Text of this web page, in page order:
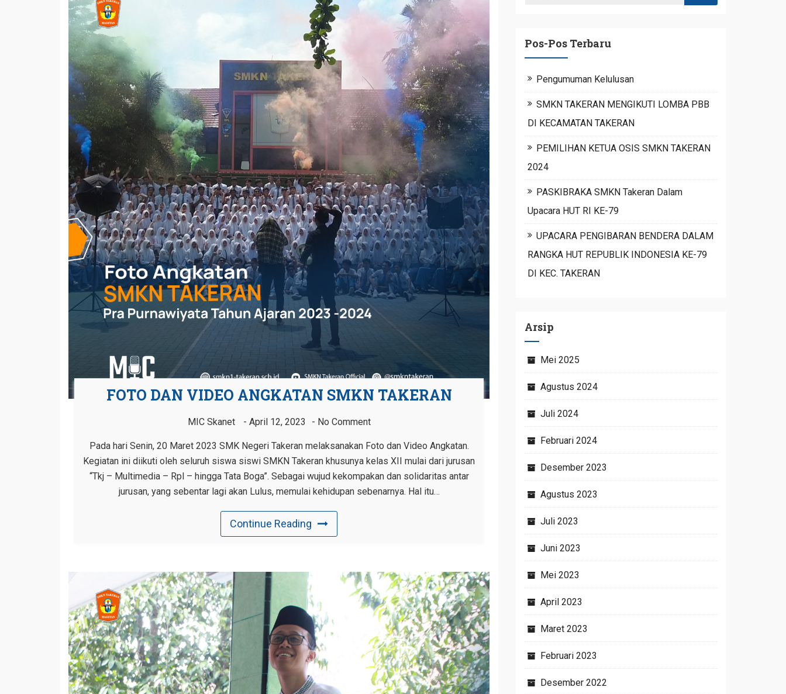
FOTO DAN VIDEO ANGKATAN SMKN TAKERAN
MIC Skanet April 12, 2023 No Comment
Pada hari Senin, 20 Maret 2023 SMK Negeri Takeran melaksanakan Foto dan Video Angkatan.
Kegiatan ini diikuti oleh seluruh siswa siswi SMKN Takeran khusunya kelas XII mulai dari jurusan
“Tkj – Multimedia – Rpl – hingga Tata Boga”. Sebagai wujud kekompakan dan solidaritas antar
jurusan, yang sebentar lagi akan Lulus, memulai kehidupan sebenarnya. Hal itu…
Continue Reading
Pos-Pos Terbaru
Pengumuman Kelulusan
SMKN TAKERAN MENGIKUTI LOMBA PBB
DI KECAMATAN TAKERAN
PEMILIHAN KETUA OSIS SMKN TAKERAN
2024
PASKIBRAKA SMKN Takeran Dalam
Upacara HUT RI KE-79
UPACARA PENGIBARAN BENDERA DALAM
RANGKA HUT REPUBLIK INDONESIA KE-79
DI KEC. TAKERAN
Arsip
Mei 2025
Agustus 2024
Juli 2024
Februari 2024
Desember 2023
Agustus 2023
Juli 2023
Juni 2023
Mei 2023
April 2023
Maret 2023
Februari 2023
Desember 2022